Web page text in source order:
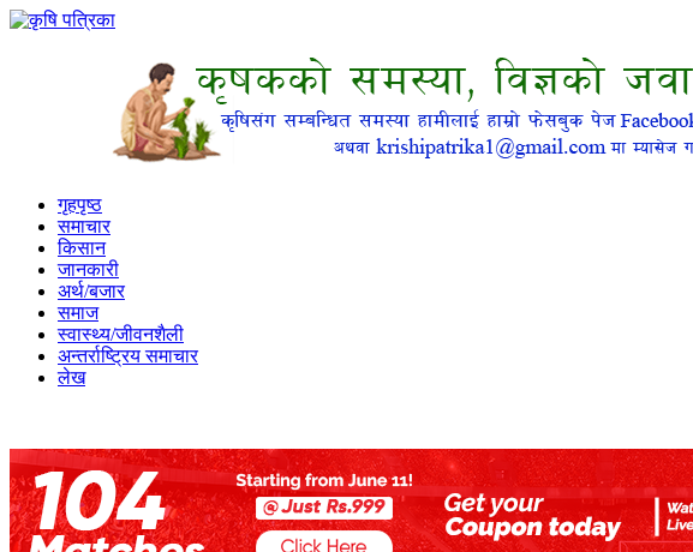
गृहपृष्ठ
समाचार
किसान
जानकारी
अर्थ/बजार
समाज
स्वास्थ्य/जीवनशैली
अन्तर्राष्ट्रिय समाचार
लेख